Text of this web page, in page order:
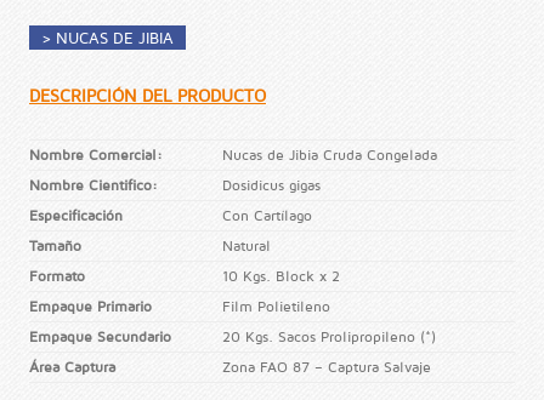
> NUCAS DE JIBIA
DESCRIPCIÓN DEL PRODUCTO
Nombre Comercial:
Nucas de Jibia Cruda Congelada
Nombre Cientifico:
Dosidicus gigas
Especificación
Con Cartílago
Tamaño
Natural
Formato
10 Kgs. Block x 2
Empaque Primario
Film Polietileno
Empaque Secundario
20 Kgs. Sacos Prolipropileno (*)
Área Captura
Zona FAO 87 – Captura Salvaje